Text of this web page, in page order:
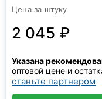
Цена за штуку
2 045 ₽
Указана
оптовой цене и
станьте партнером